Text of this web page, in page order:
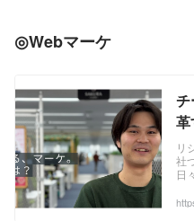
◎Webマーケ
チ
革
合
リ
社
日
途